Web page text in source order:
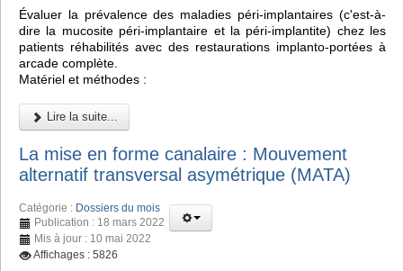
Évaluer la prévalence des maladies péri-implantaires (c'est-à-
dire la mucosite péri-implantaire et la péri-implantite) chez les
patients réhabilités avec des restaurations implanto-portées à
arcade complète.
Matériel et méthodes :
Lire la suite...
La mise en forme canalaire : Mouvement
alternatif transversal asymétrique (MATA)
Catégorie : Dossiers du mois
Publication : 18 mars 2022
Mis à jour : 10 mai 2022
Affichages : 5826